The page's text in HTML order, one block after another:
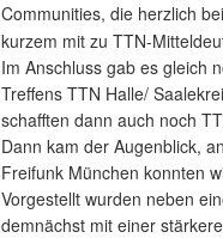
Communities, die herzlich
kurzem mit zu TTN-
Im Anschluss gab es gleich
Treffens TTN Halle/
schafften dann auch noch
Dann kam der Augenblick,
Freifunk München konnten
Vorgestellt wurden neben
demnächst mit einer